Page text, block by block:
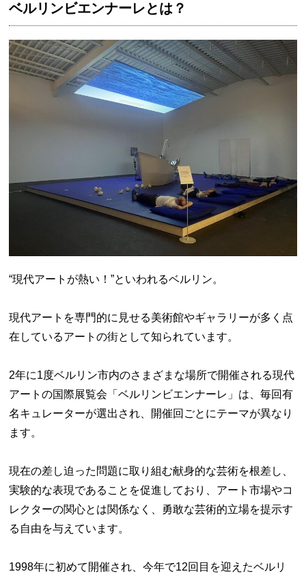
ベルリンビエンナーレとは？
“現代アートが熱い！”といわれるベルリン。
現代アートを専門的に見せる美術館やギャラリーが多く点
在しているアートの街として知られています。
2年に1度ベルリン市内のさまざまな場所で開催される現代
アートの国際展覧会「ベルリンビエンナーレ」は、毎回有
名キュレーターが選出され、開催回ごとにテーマが異なり
ます。
現在の差し迫った問題に取り組む献身的な芸術を根差し、
実験的な表現であることを促進しており、アート市場やコ
レクターの関心とは関係なく、勇敢な芸術的立場を提示す
る自由を与えています。
1998年に初めて開催され、今年で12回目を迎えたベルリ